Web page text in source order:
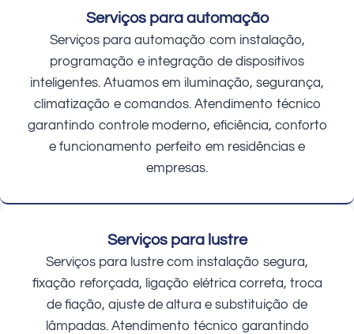
Serviços para automação
Serviços para automação com instalação,
programação e integração de dispositivos
inteligentes. Atuamos em iluminação, segurança,
climatização e comandos. Atendimento técnico
garantindo controle moderno, eficiência, conforto
e funcionamento perfeito em residências e
empresas.
Serviços para lustre
Serviços para lustre com instalação segura,
fixação reforçada, ligação elétrica correta, troca
de fiação, ajuste de altura e substituição de
lâmpadas. Atendimento técnico garantindo